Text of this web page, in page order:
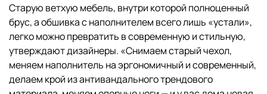
Старую ветхую мебель, внутри которой полноценный
брус, а обшивка с наполнителем всего лишь «устали»,
легко можно превратить в современную и стильную,
утверждают дизайнеры. «Снимаем старый чехол,
меняем наполнитель на эргономичный и современный,
делаем крой из антивандального трендового